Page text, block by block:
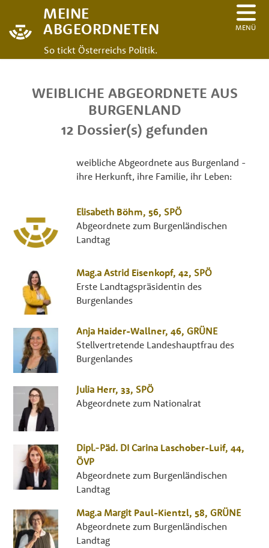
MEINE
ABGEORDNETEN
So tickt Österreichs Politik.
MENÜ
WEIBLICHE ABGEORDNETE AUS
BURGENLAND
12 Dossier(s) gefunden
weibliche Abgeordnete aus Burgenland -
ihre Herkunft, ihre Familie, ihr Leben:
Elisabeth Böhm, 56, SPÖ
Abgeordnete zum Burgenländischen
Landtag
Mag.a Astrid Eisenkopf, 42, SPÖ
Erste Landtagspräsidentin des
Burgenlandes
Anja Haider-Wallner, 46, GRÜNE
Stellvertretende Landeshauptfrau des
Burgenlandes
Julia Herr, 33, SPÖ
Abgeordnete zum Nationalrat
Dipl.-Päd. DI Carina Laschober-Luif, 44,
ÖVP
Abgeordnete zum Burgenländischen
Landtag
Mag.a Margit Paul-Kientzl, 58, GRÜNE
Abgeordnete zum Burgenländischen
Landtag